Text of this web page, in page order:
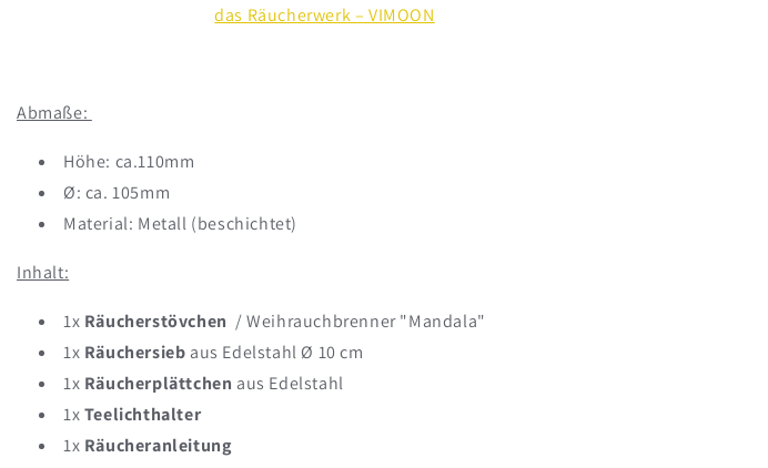
das Räucherwerk – VIMOON
Abmaße:
Höhe: ca.110mm
Ø: ca. 105mm
Material: Metall (beschichtet)
Inhalt:
1x Räucherstövchen / Weihrauchbrenner "Mandala"
1x Räuchersieb aus Edelstahl Ø 10 cm
1x Räucherplättchen aus Edelstahl
1xTeelichthalter
1x Räucheranleitung